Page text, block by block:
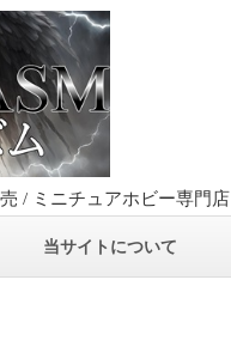
/ ミニチュアホビー専門店
当サイトについて